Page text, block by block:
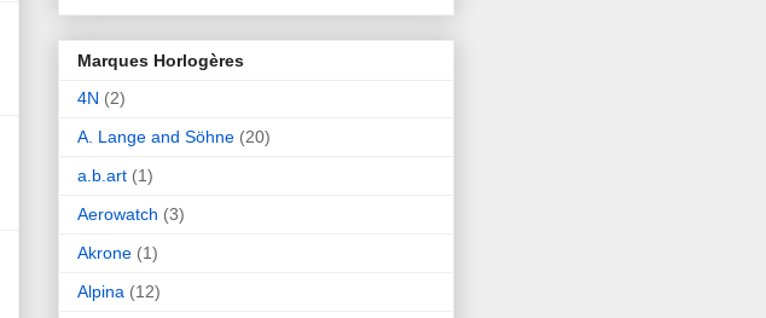
Marques Horlogères
4N (2)
A. Lange and Söhne (20)
a.b.art (1)
Aerowatch (3)
Akrone (1)
Alpina (12)